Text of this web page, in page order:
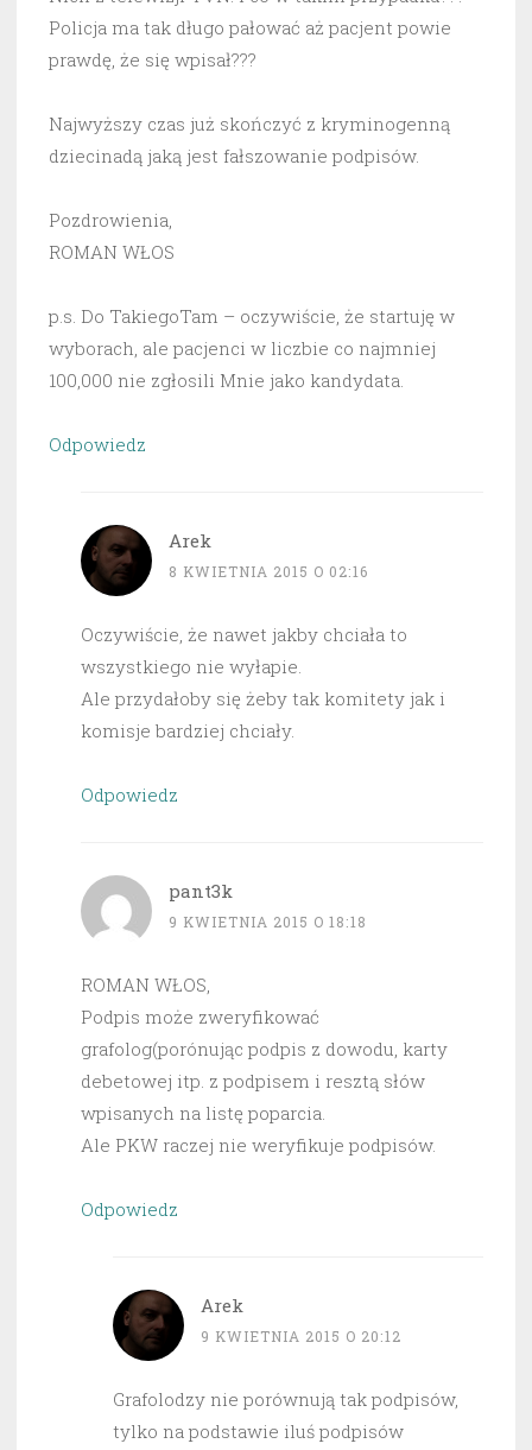
Policja ma tak długo pałować aż pacjent powie
prawdę, że się wpisał???
Najwyższy czas już skończyć z kryminogenną
dziecinadą jaką jest fałszowanie podpisów.
Pozdrowienia,
ROMAN WŁOS
p.s. Do TakiegoTam – oczywiście, że startuję w
wyborach, ale pacjenci w liczbie co najmniej
100,000 nie zgłosili Mnie jako kandydata.
Odpowiedz
Arek
8 KWIETNIA 2015 O 02:16
Oczywiście, że nawet jakby chciała to
wszystkiego nie wyłapie.
Ale przydałoby się żeby tak komitety jak i
komisje bardziej chciały.
Odpowiedz
pant3k
9 KWIETNIA 2015 O 18:18
ROMAN WŁOS,
Podpis może zweryfikować
grafolog(porónując podpis z dowodu, karty
debetowej itp. z podpisem i resztą słów
wpisanych na listę poparcia.
Ale PKW raczej nie weryfikuje podpisów.
Odpowiedz
Arek
9 KWIETNIA 2015 O 20:12
Grafolodzy nie porównują tak podpisów,
tylko na podstawie iluś podpisów